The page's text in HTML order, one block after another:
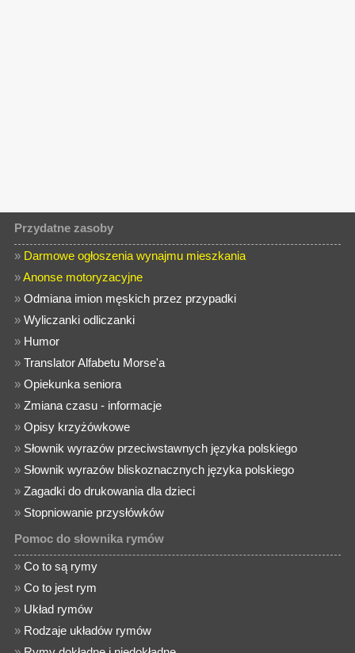
Przydatne zasoby
» Darmowe ogłoszenia wynajmu mieszkania
»Anonse motoryzacyjne
»Odmiana imion męskich przez przypadki
»Wyliczanki odliczanki
» Humor
»Translator Alfabetu Morse'a
»Opiekunka seniora
»Zmiana czasu - informacje
»Opisy krzyżówkowe
» Słownik wyrazów przeciwstawnych języka polskiego
» Słownik wyrazów bliskoznacznych języka polskiego
»Zagadki do drukowania dla dzieci
» Stopniowanie przysłówków
Pomoc do słownika rymów
»Co to są rymy
»Co to jest rym
» Układ rymów
» Rodzaje układów rymów